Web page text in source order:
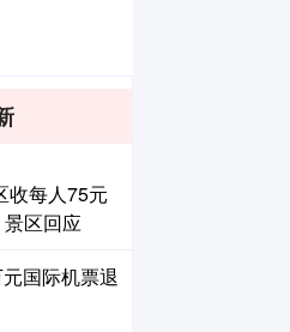
收每人75元
区回应
国际机票退